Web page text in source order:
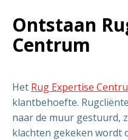
Ontstaan
Centrum
Het Rug Expertise
klantbehoefte.
naar de muur gestuurd,
klachten gekeken wordt